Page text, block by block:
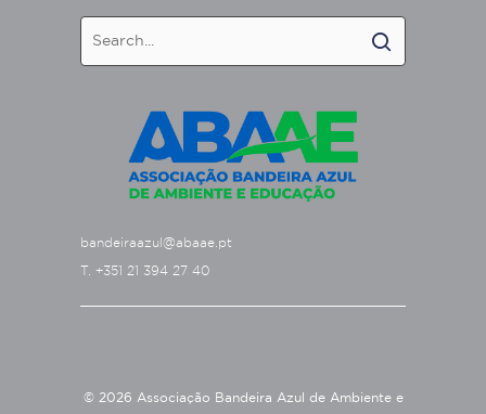
bandeiraazul@abaae.pt
T. +351 21 394 27 40
© 2026 Associação Bandeira Azul de Ambiente e